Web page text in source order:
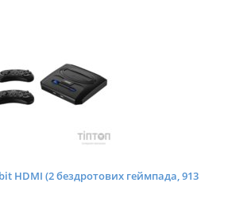
HDMI (2 бездротових геймпада, 913